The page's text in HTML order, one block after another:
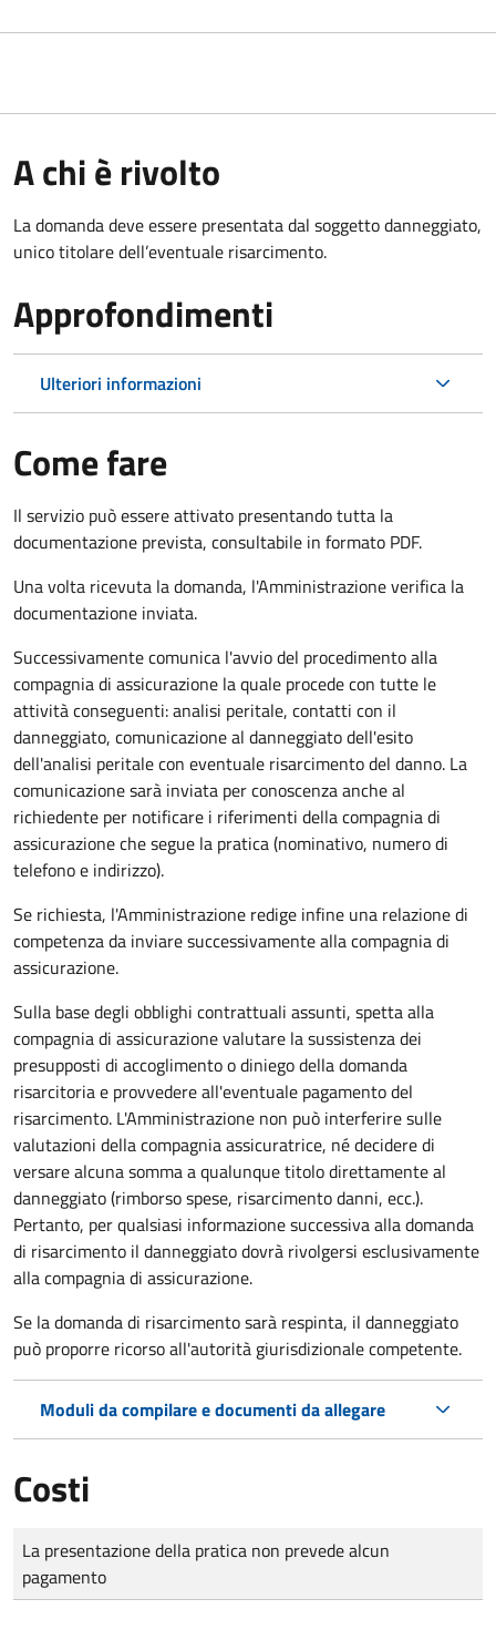
A chi è rivolto
La domanda deve essere presentata dal soggetto danneggiato,
unico titolare dell’eventuale risarcimento.
Approfondimenti
Ulteriori informazioni
Come fare
Il servizio può essere attivato presentando tutta la
documentazione prevista, consultabile in formato PDF.
Una volta ricevuta la domanda, l'Amministrazione verifica la
documentazione inviata.
Successivamente comunica l'avvio del procedimento alla
compagnia di assicurazione la quale procede con tutte le
attività conseguenti: analisi peritale, contatti con il
danneggiato, comunicazione al danneggiato dell'esito
dell'analisi peritale con eventuale risarcimento del danno. La
comunicazione sarà inviata per conoscenza anche al
richiedente per notificare i riferimenti della compagnia di
assicurazione che segue la pratica (nominativo, numero di
telefono e indirizzo).
Se richiesta, l'Amministrazione redige infine una relazione di
competenza da inviare successivamente alla compagnia di
assicurazione.
Sulla base degli obblighi contrattuali assunti, spetta alla
compagnia di assicurazione valutare la sussistenza dei
presupposti di accoglimento o diniego della domanda
risarcitoria e provvedere all'eventuale pagamento del
risarcimento. L'Amministrazione non può interferire sulle
valutazioni della compagnia assicuratrice, né decidere di
versare alcuna somma a qualunque titolo direttamente al
danneggiato (rimborso spese, risarcimento danni, ecc.).
Pertanto, per qualsiasi informazione successiva alla domanda
di risarcimento il danneggiato dovrà rivolgersi esclusivamente
alla compagnia di assicurazione.
Se la domanda di risarcimento sarà respinta, il danneggiato
può proporre ricorso all'autorità giurisdizionale competente.
Moduli da compilare e documenti da allegare
Costi
Tipo di pagamento
Importo
La presentazione della pratica non prevede alcun
pagamento